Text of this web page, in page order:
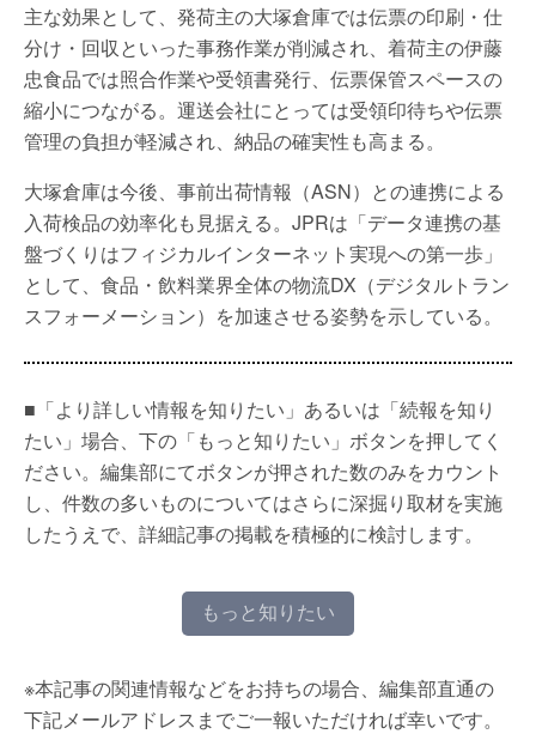
主な効果として、発荷主の大塚倉庫では伝票の印刷・仕
分け・回収といった事務作業が削減され、着荷主の伊藤
忠食品では照合作業や受領書発行、伝票保管スペースの
縮小につながる。運送会社にとっては受領印待ちや伝票
管理の負担が軽減され、納品の確実性も高まる。
大塚倉庫は今後、事前出荷情報（ASN）との連携による
入荷検品の効率化も見据える。JPRは「データ連携の基
盤づくりはフィジカルインターネット実現への第一歩」
として、食品・飲料業界全体の物流DX（デジタルトラン
スフォーメーション）を加速させる姿勢を示している。
■「より詳しい情報を知りたい」あるいは「続報を知り
たい」場合、下の「もっと知りたい」ボタンを押してく
ださい。編集部にてボタンが押された数のみをカウント
し、件数の多いものについてはさらに深掘り取材を実施
したうえで、詳細記事の掲載を積極的に検討します。
もっと知りたい
※本記事の関連情報などをお持ちの場合、編集部直通の
下記メールアドレスまでご一報いただければ幸いです。